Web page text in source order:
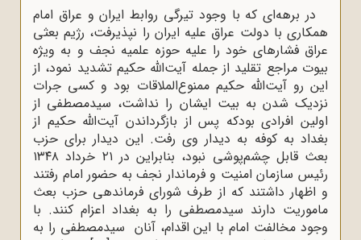
در برهه‌ای که با وجود تیرگی روابط ایران و عراق امام
همکاری با دولت عراق علیه ایران را نپذیرفت، رژیم بعثی
عراق فشارهای خود را علیه حوزه علمیه نجف و به ویژه
بیوت مراجع تقلید از جمله آیت‌الله حکیم تشدید نمود، از
این رو آیت‌الله حکیم ممنوع‌الملاقات بود و کسی جرات
نزدیک شدن به بیت ایشان را نداشت، سیدمصطفی از
اولین افرادی بودکه پس از بازگرداندن آیت‌الله حکیم از
بغداد به کوفه به دیدار وی رفت. این دیدار برای حزب
بعث قابل چشم‌پوشی نبود، بنابراین در ۲۱ خرداد ۱۳۴۸
رئیس سازمان امنیت و فرماندار نجف به حضور امام رفتند
و اظهار داشتند که از طرف شورای فرماندهی حزب بعث
ماموریت دارند سیدمصطفی را به بغداد اعزام کنند. با
وجود مخالفت امام با این اقدام، آنان سیدمصطفی را به